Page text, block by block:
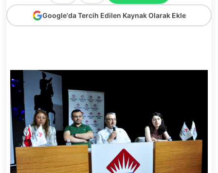
Google'da Tercih Edilen Kaynak Olarak Ekle